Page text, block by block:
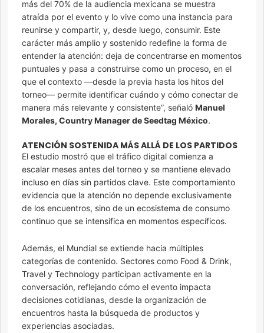
más del 70% de la audiencia mexicana se muestra
atraída por el evento y lo vive como una instancia para
reunirse y compartir, y, desde luego, consumir. Este
carácter más amplio y sostenido redefine la forma de
entender la atención: deja de concentrarse en momentos
puntuales y pasa a construirse como un proceso, en el
que el contexto —desde la previa hasta los hitos del
torneo— permite identificar cuándo y cómo conectar de
manera más relevante y consistente”, señaló Manuel
Morales, Country Manager de Seedtag México.
ATENCIÓN SOSTENIDA MÁS ALLÁ DE LOS PARTIDOS
El estudio mostró que el tráfico digital comienza a
escalar meses antes del torneo y se mantiene elevado
incluso en días sin partidos clave. Este comportamiento
evidencia que la atención no depende exclusivamente
de los encuentros, sino de un ecosistema de consumo
continuo que se intensifica en momentos específicos.
Además, el Mundial se extiende hacia múltiples
categorías de contenido. Sectores como Food & Drink,
Travel y Technology participan activamente en la
conversación, reflejando cómo el evento impacta
decisiones cotidianas, desde la organización de
encuentros hasta la búsqueda de productos y
experiencias asociadas.